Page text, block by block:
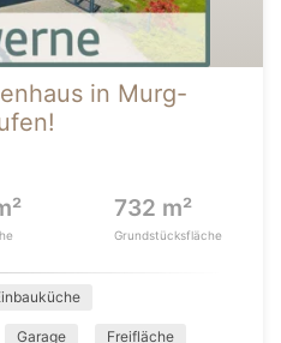
in Murg-
732 m²
Grundstücksfläche
Garage Freifläche